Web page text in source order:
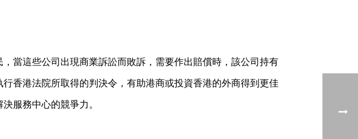
當這些公司出現商業訴訟而敗訴，需要作出賠償時，該公司持有
香港法院所取得的判決令，有助港商或投資香港的外商得到更佳
服務中心的競爭力。